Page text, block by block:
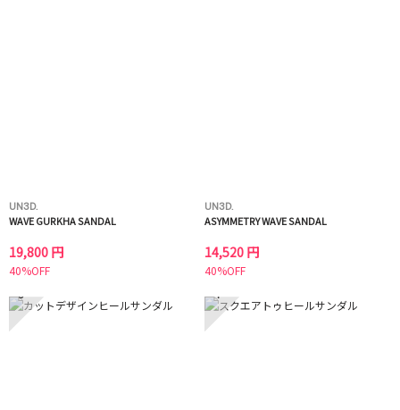
UN3D.
WAVE GURKHA SANDAL
19,800 円
40%OFF
UN3D.
ASYMMETRY WAVE SANDAL
14,520 円
40%OFF
3 4